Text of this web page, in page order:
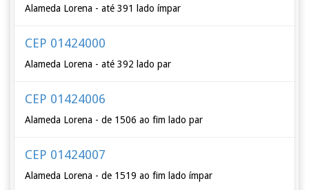
Alameda Lorena - até 391 lado ímpar
CEP 01424000
Alameda Lorena - até 392 lado par
CEP 01424006
Alameda Lorena - de 1506 ao fim lado par
CEP 01424007
Alameda Lorena - de 1519 ao fim lado ímpar